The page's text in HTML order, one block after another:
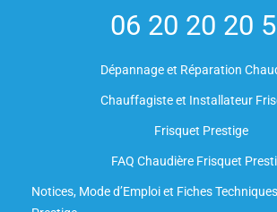
06 20 20 20
Dépannage et Réparation
Chauffagiste et Installateur
Frisquet Prestige
FAQ Chaudière Frisquet
Notices, Mode d’Emploi et Fiches